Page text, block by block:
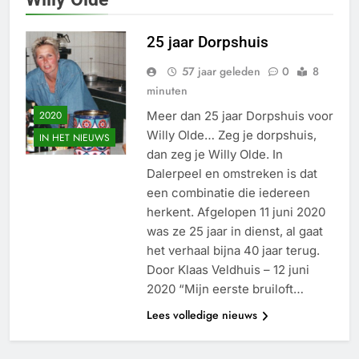
2020
IN HET NIEUWS
25 jaar Dorpshuis
57 jaar geleden 0
8
minuten
Meer dan 25 jaar Dorpshuis voor
Willy Olde… Zeg je dorpshuis,
dan zeg je Willy Olde. In
Dalerpeel en omstreken is dat
een combinatie die iedereen
herkent. Afgelopen 11 juni 2020
was ze 25 jaar in dienst, al gaat
het verhaal bijna 40 jaar terug.
Door Klaas Veldhuis – 12 juni
2020 “Mijn eerste bruiloft…
Lees volledige nieuws